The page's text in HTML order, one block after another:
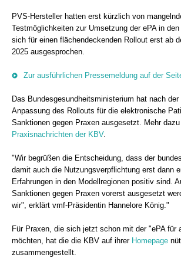
PVS-Hersteller hatten erst kürzlich von
Testmöglichkeiten zur Umsetzung der ePA in
sich für einen flächendeckenden Rollout erst ab
2025 ausgesprochen.
Zur ausführlichen Pressemeldung auf der
Das Bundesgesundheitsministerium hat nach
Anpassung des Rollouts für die elektronische
Sanktionen gegen Praxen ausgesetzt. Mehr
Praxisnachrichten der KBV.
"Wir begrüßen die Entscheidung, dass der
damit auch die Nutzungsverpflichtung erst dann
Erfahrungen in den Modellregionen positiv sind.
Sanktionen gegen Praxen vorerst ausgesetzt
wir", erklärt vmf-Präsidentin Hannelore König."
Für Praxen, die sich jetzt schon mit der "ePA für
möchten, hat die die KBV auf ihrer Homepage
zusammengestellt.